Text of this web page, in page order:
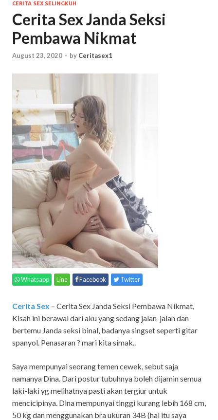
CERITA SEX SELINGKUH
Cerita Sex Janda Seksi
Pembawa Nikmat
August 23, 2020 - by Ceritasex1
Whatsapp Line Facebook Twitter
Cerita Sex – Cerita Sex Janda Seksi Pembawa Nikmat,
Kisah ini berawal dari aku yang sedang jalan-jalan dan
bertemu Janda seksi binal, badanya singset seperti gitar
spanyol. Penasaran ? mari kita simak..
Saya mempunyai seorang temen cewek, sebut saja
namanya Dina. Dari postur tubuhnya boleh dijamin semua
laki-laki yg melihatnya pasti akan tergiur untuk
mencicipinya. Dina mempunyai tinggi kurang lebih 168 cm,
50 kg dan menggunakan bra ukuran 34B (hal itu saya